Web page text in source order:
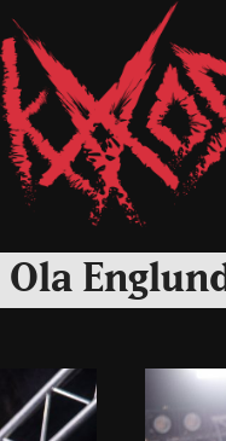
Kaaoszine
Ola